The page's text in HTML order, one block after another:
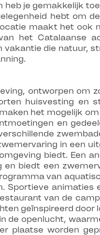
je gemakkelijk
hebt om
maakt het ook
het Catalaanse
die natuur,
ontworpen om
huisvesting en
het mogelijk
en
in een
biedt. Een
biedt een
van
animaties
van de
geïnspireerd door
de openlucht,
plaatse worden